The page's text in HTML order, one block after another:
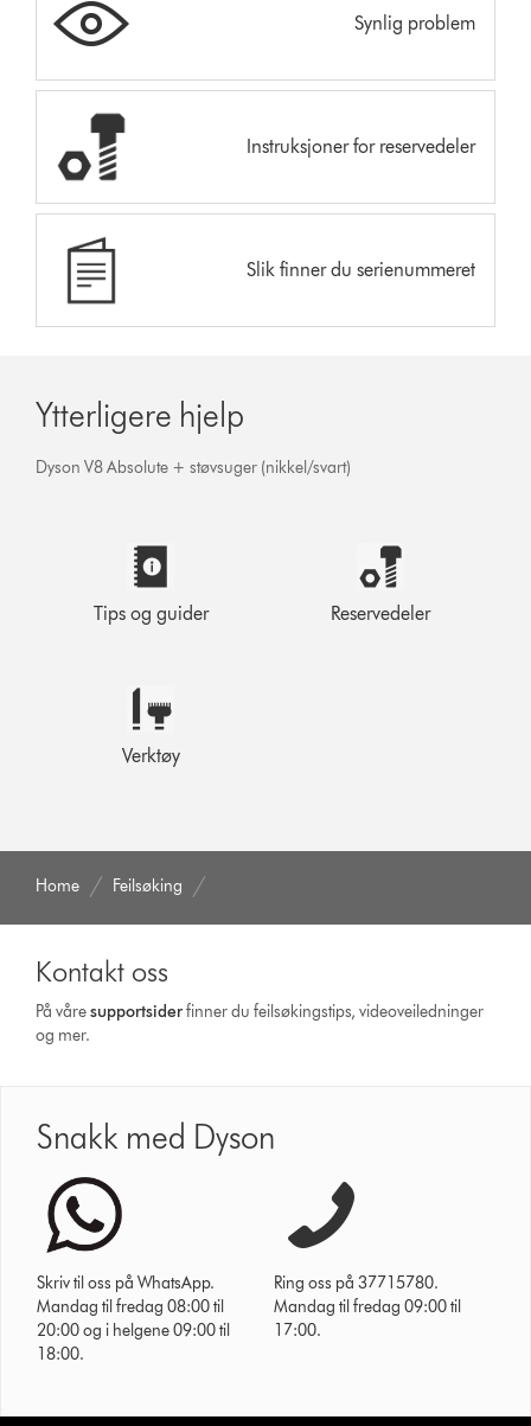
Synlig problem
Instruksjoner for reservedeler
Slik finner du serienummeret
Ytterligere hjelp
Dyson V8 Absolute + støvsuger (nikkel/svart)
Tips og guider Reservedeler
Verktøy
Home Feilsøking
Kontakt oss
På våresupportsiderfinner du feilsøkingstips, videoveiledninger
og mer.
Snakk med Dyson
Skriv til oss på WhatsApp.
Mandag til fredag 08:00 til
20:00 og i helgene 09:00 til
18:00.
Ring oss på 37715780.
Mandag til fredag 09:00 til
17:00.